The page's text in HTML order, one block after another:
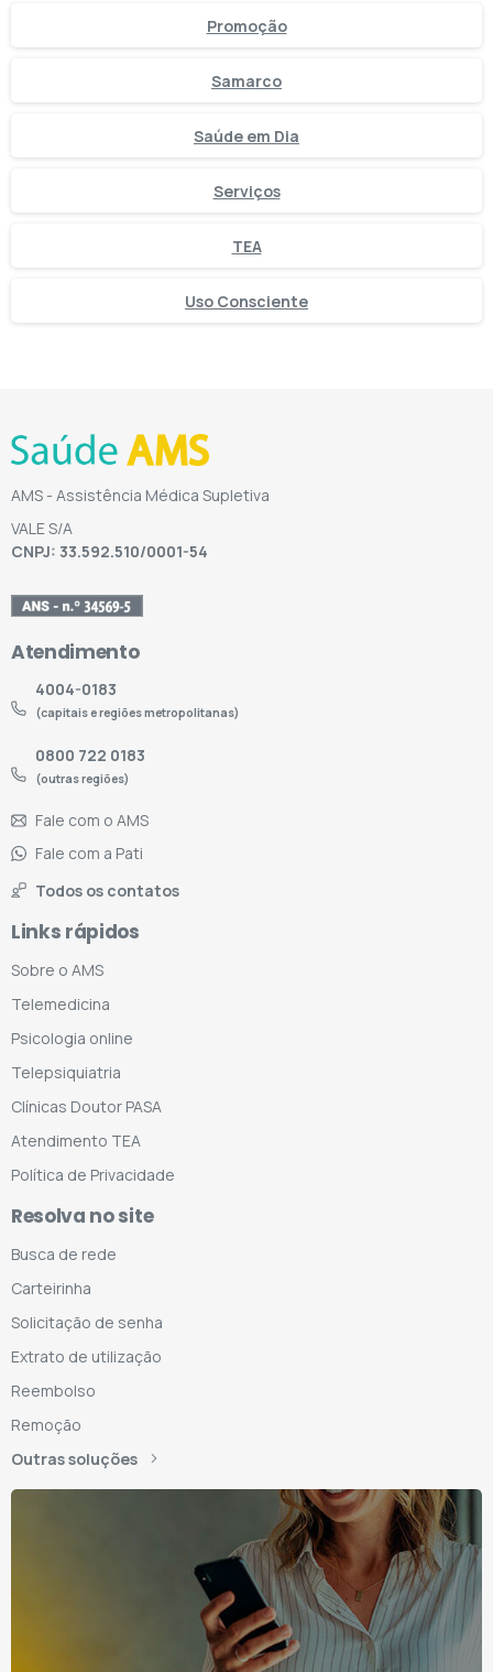
Promoção
Samarco
Saúde em Dia
Serviços
TEA
Uso Consciente
AMS - Assistência Médica Supletiva
VALE S/A
CNPJ: 33.592.510/0001-54
Atendimento
4004-0183
(capitais e regiões metropolitanas)
0800 722 0183
(outras regiões)
Fale com o AMS
Fale com a Pati
Todos os contatos
Links rápidos
Sobre o AMS
Telemedicina
Psicologia online
Telepsiquiatria
Clínicas Doutor PASA
Atendimento TEA
Política de Privacidade
Resolva no site
Busca de rede
Carteirinha
Solicitação de senha
Extrato de utilização
Reembolso
Remoção
Outras soluções